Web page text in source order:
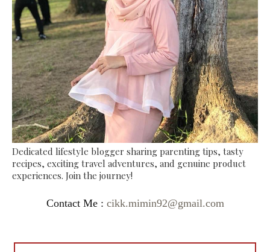
Dedicated lifestyle blogger sharing parenting tips, tasty
recipes, exciting travel adventures, and genuine product
experiences. Join the journey!
Contact Me : cikk.mimin92@gmail.com